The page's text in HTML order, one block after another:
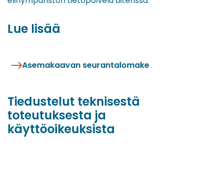
Lue lisää
Asemakaavan seurantalomake
Tiedustelut teknisestä
toteutuksesta ja
käyttöoikeuksista